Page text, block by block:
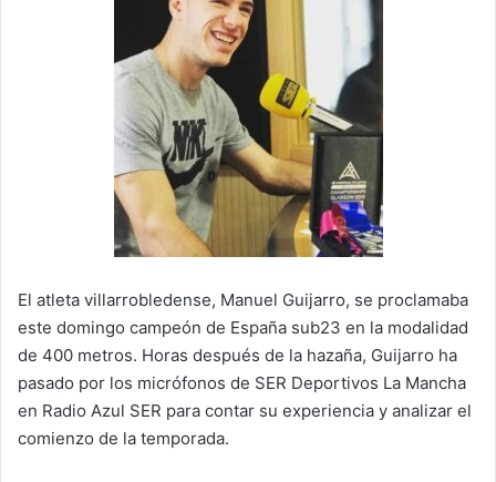
El atleta villarrobledense, Manuel Guijarro, se proclamaba
este domingo campeón de España sub23 en la modalidad
de 400 metros. Horas después de la hazaña, Guijarro ha
pasado por los micrófonos de SER Deportivos La Mancha
en Radio Azul SER para contar su experiencia y analizar el
comienzo de la temporada.